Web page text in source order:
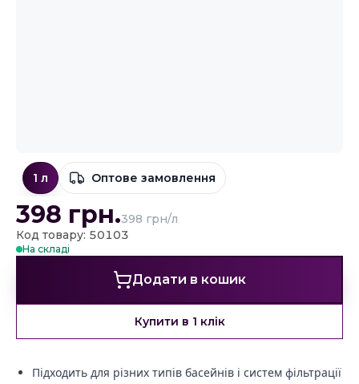
1 л Оптове замовлення
398 грн.398 грн/л
Код товару: 50103
На складі
Додати в кошик
Купити в 1 клік
Підходить для різних типів басейнів і систем фільтрації